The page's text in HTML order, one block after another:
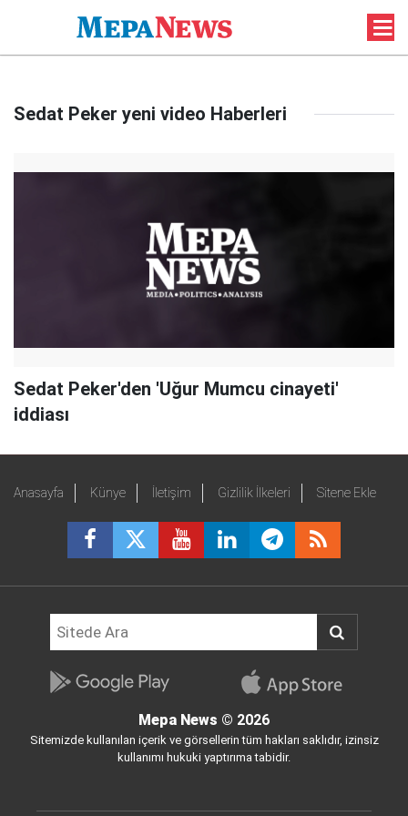
Sedat Peker yeni video Haberleri
Sedat Peker'den 'Uğur Mumcu cinayeti'
iddiası
Anasayfa Künye İletişim Gizlilik İlkeleri Sitene Ekle
Mepa News © 2026
Sitemizde kullanılan içerik ve görsellerin tüm hakları saklıdır, izinsiz
kullanımı hukuki yaptırıma tabidir.